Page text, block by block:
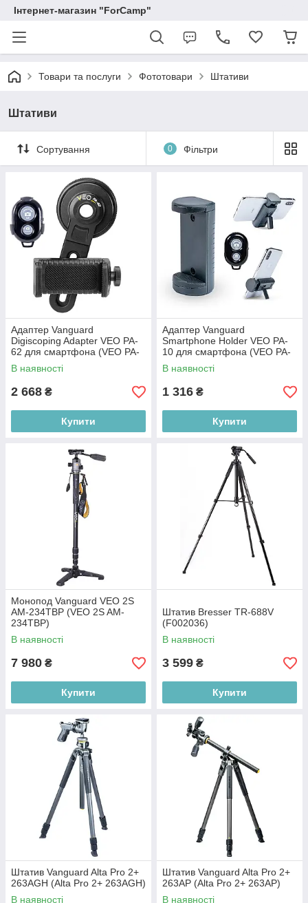
Інтернет-магазин "ForCamp"
Товари та послуги Фототовари Штативи
Штативи
Сортування 0 Фільтри
Адаптер Vanguard
Digiscoping Adapter VEO PA-
62 для смартфона (VEO PA-
62)
В наявності
2 668 ₴
Купити
Адаптер Vanguard
Smartphone Holder VEO PA-
10 для смартфона (VEO PA-
10)
В наявності
1 316 ₴
Купити
Монопод Vanguard VEO 2S
AM-234TBP (VEO 2S AM-
234TBP)
В наявності
7 980 ₴
Купити
Штатив Bresser TR-688V
(F002036)
В наявності
3 599 ₴
Купити
Штатив Vanguard Alta Pro 2+
263AGH (Alta Pro 2+ 263AGH)
В наявності
Штатив Vanguard Alta Pro 2+
263AP (Alta Pro 2+ 263AP)
В наявності